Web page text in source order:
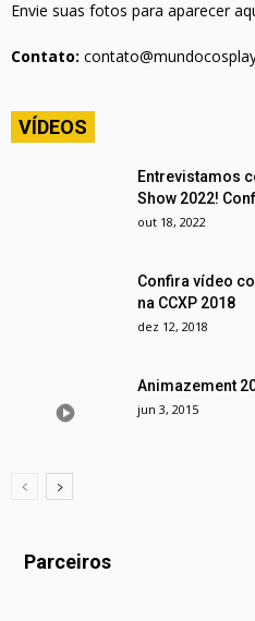
Envie suas fotos para aparecer
Contato:
VÍDEOS
Entrevistamos
Show 2022!
out 18, 2022
Confira vídeo
na CCXP 2018
dez 12, 2018
Animazement
jun 3, 2015
Parceiros